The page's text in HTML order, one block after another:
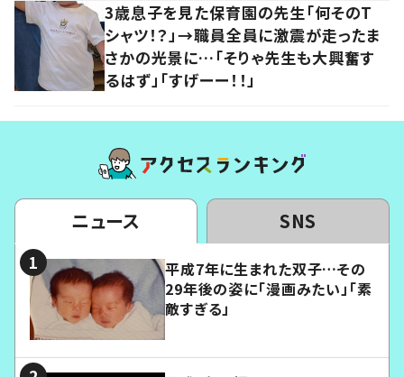
3歳息子を見た保育園の先生「何そのT
シャツ！？」→職員全員に激震が走ったま
さかの光景に…「そりゃ先生も大興奮す
るはず」「すげーー！！」
ニュース SNS
平成7年に生まれた双子…その
29年後の姿に「漫画みたい」「素
敵すぎる」